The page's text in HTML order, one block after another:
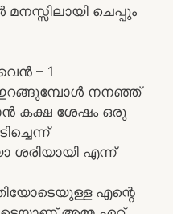
ചെപ്പും
– 1
നനഞ്ഞ്
കക്ഷ ശേഷം ഒരു
ശരിയായി എന്ന്
എന്റെ